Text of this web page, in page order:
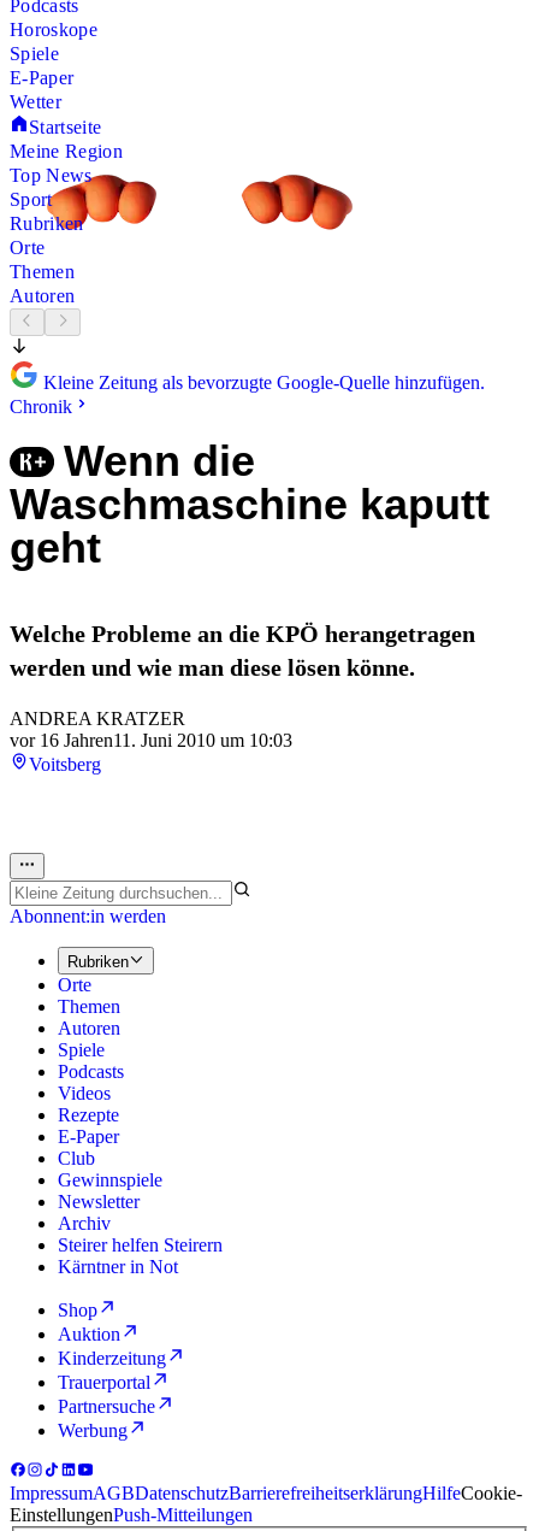
Podcasts
Horoskope
Spiele
E-Paper
Wetter
Startseite
Meine Region
Top News
Sport
Rubriken
Orte
Themen
Autoren
Kleine Zeitung als bevorzugte Google-Quelle hinzufügen.
Chronik
Wenn die
Waschmaschine kaputt
geht
Welche Probleme an die KPÖ herangetragen
werden und wie man diese lösen könne.
ANDREA KRATZER
vor 16 Jahren11. Juni 2010 um 10:03
Voitsberg
Abonnent:in werden
Rubriken
Orte
Themen
Autoren
Spiele
Podcasts
Videos
Rezepte
E-Paper
Club
Gewinnspiele
Newsletter
Archiv
Steirer helfen Steirern
Kärntner in Not
Shop
Auktion
Kinderzeitung
Trauerportal
Partnersuche
Werbung
ImpressumAGBDatenschutzBarrierefreiheitserklärungHilfeCookie-
EinstellungenPush-Mitteilungen